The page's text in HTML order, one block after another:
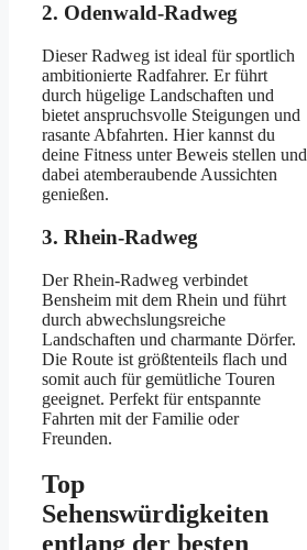
2. Odenwald-Radweg
Dieser Radweg ist ideal für sportlich
ambitionierte Radfahrer. Er führt
durch hügelige Landschaften und
bietet anspruchsvolle Steigungen und
rasante Abfahrten. Hier kannst du
deine Fitness unter Beweis stellen und
dabei atemberaubende Aussichten
genießen.
3. Rhein-Radweg
Der Rhein-Radweg verbindet
Bensheim mit dem Rhein und führt
durch abwechslungsreiche
Landschaften und charmante Dörfer.
Die Route ist größtenteils flach und
somit auch für gemütliche Touren
geeignet. Perfekt für entspannte
Fahrten mit der Familie oder
Freunden.
Top
Sehenswürdigkeiten
entlang der besten